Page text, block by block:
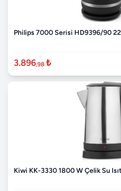
Philips 7000 Serisi HD9396/90
3.896,98 ₺
Kiwi KK-3330 1800 W Çelik Su